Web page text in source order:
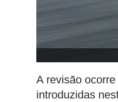
A revisão
introduzidas